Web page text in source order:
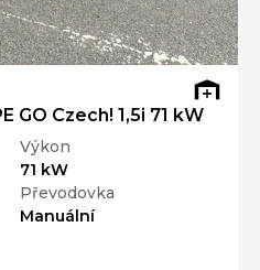
GO Czech! 1,5i 71 kW
Výkon
71 kW
Převodovka
Manuální